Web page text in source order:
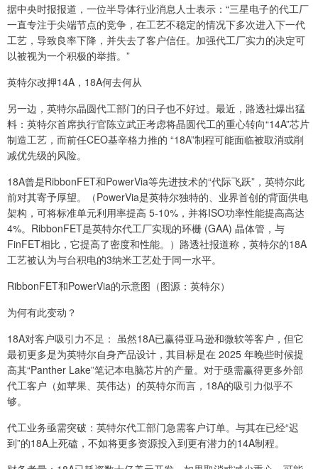
据中央时报报道，一位半导体行业消息人士表示：“三星电子的代工厂
一直专注于尖端节点的竞争，在工艺不稳定的情况下多次进入下一代
工艺，导致良率下降，并失去了客户信任。加强代工厂实力的决定可
以被视为一个积极的举措。”
英特尔改押14A，18A何去何从
另一边，英特尔晶圆代工部门的日子也不好过。最近，路透社爆出猛
料：英特尔首席执行官陈立武正考虑将晶圆代工的重心转向“14A”芯片
制造工艺，而前任CEO基辛格力推的 “18A”制程可能面临被取消或削
减优先级的风险。
18A曾是RibbonFET和PowerVia等先进技术的“代际飞跃”，英特尔此
前对其寄予厚望。（PowerVia是英特尔独特的、业界首创的背面供电
架构，可将标准单元利用率提高 5-10%，并将ISO功率性能提高高达
4%。RibbonFET是英特尔代工厂实现的环栅 (GAA) 晶体管，与
FinFET相比，它提高了密度和性能。）路透社报道称，英特尔的18A
工艺被认为与台积电的3纳米工艺处于同一水平。
RibbonFET和PowerVia的示意图（图源：英特尔）
为何有此变动？
18A对客户吸引力不足： 虽然18A已赢得亚马逊和微软等客户，但它
最初更多是为英特尔自身产品设计，其目标是在 2025 年晚些时候提
高其“Panther Lake”笔记本电脑芯片的产量。对于亟需赢得更多外部
代工客户（如苹果、英伟达）的英特尔而言，18A的吸引力似乎不
够。
代工业务亟需突破：英特尔代工部门急需客户订单。与其在已经“迟
到”的18A上死磕，不如将更多资源投入到更有潜力的14A制程。